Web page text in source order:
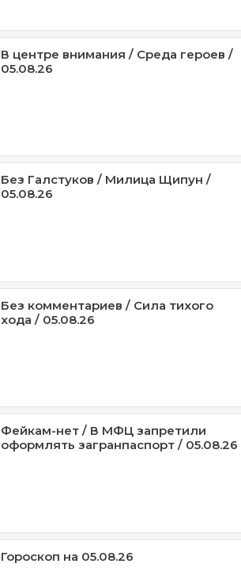
В центре внимания / Среда героев /
05.08.26
Без Галстуков / Милица Щипун /
05.08.26
Без комментариев / Сила тихого
хода / 05.08.26
Фейкам-нет / В МФЦ запретили
оформлять загранпаспорт / 05.08.26
Гороскоп на 05.08.26